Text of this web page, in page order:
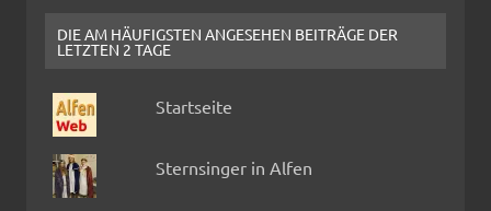
DIE AM HÄUFIGSTEN ANGESEHEN BEITRÄGE DER
LETZTEN 2 TAGE
Startseite
Sternsinger in Alfen